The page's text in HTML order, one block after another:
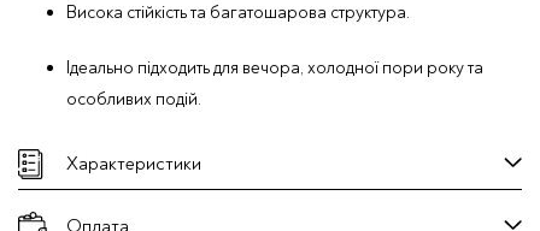
Висока стійкість та багатошарова структура.
Ідеально підходить для вечора, холодної пори року та
особливих подій.
Характеристики
Оплата